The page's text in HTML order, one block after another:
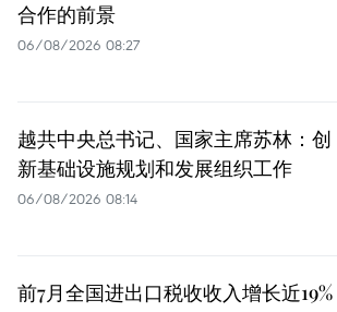
合作的前景
06/08/2026 08:27
越共中央总书记、国家主席苏林：创
新基础设施规划和发展组织工作
06/08/2026 08:14
前7月全国进出口税收收入增长近19%